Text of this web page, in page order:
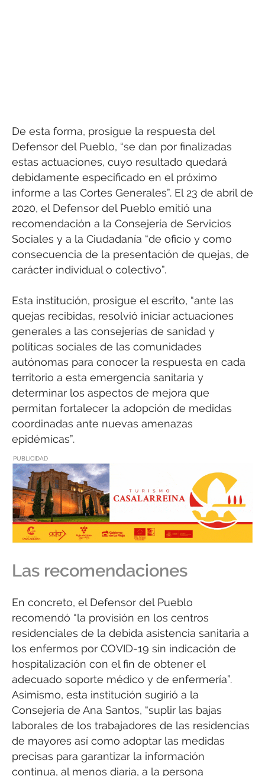
De esta forma, prosigue la respuesta del
Defensor del Pueblo, “se dan por finalizadas
estas actuaciones, cuyo resultado quedará
debidamente especificado en el próximo
informe a las Cortes Generales”. El 23 de abril de
2020, el Defensor del Pueblo emitió una
recomendación a la Consejería de Servicios
Sociales y a la Ciudadanía “de oficio y como
consecuencia de la presentación de quejas, de
carácter individual o colectivo”.
Esta institución, prosigue el escrito, “ante las
quejas recibidas, resolvió iniciar actuaciones
generales a las consejerías de sanidad y
políticas sociales de las comunidades
autónomas para conocer la respuesta en cada
territorio a esta emergencia sanitaria y
determinar los aspectos de mejora que
permitan fortalecer la adopción de medidas
coordinadas ante nuevas amenazas
epidémicas”.
PUBLICIDAD
Las recomendaciones
En concreto, el Defensor del Pueblo
recomendó “la provisión en los centros
residenciales de la debida asistencia sanitaria a
los enfermos por COVID-19 sin indicación de
hospitalización con el fin de obtener el
adecuado soporte médico y de enfermería”.
Asimismo, esta institución sugirió a la
Consejería de Ana Santos, “suplir las bajas
laborales de los trabajadores de las residencias
de mayores así como adoptar las medidas
precisas para garantizar la información
continua, al menos diaria, a la persona